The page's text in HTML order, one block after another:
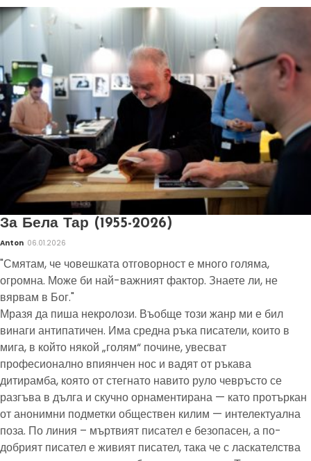
За Бела Тар (1955-2026)
Anton 06.01.2026
"Смятам, че човешката отговорност е много голяма,
огромна. Може би най-важният фактор. Знаете ли, не
вярвам в Бог."
Мразя да пиша некролози. Въобще този жанр ми е бил
винаги антипатичен. Има средна ръка писатели, които в
мига, в който някой „голям“ почине, увесват
професионално впиянчен нос и вадят от ръкава
дитирамба, която от стегнато навито руло чевръсто се
разгъва в дълга и скучно орнаментирана — като протъркан
от анонимни подметки обществен килим — интелектуална
поза. По линия – мъртвият писател е безопасен, а по-
добрият писател е живият писател, така че с ласкателства